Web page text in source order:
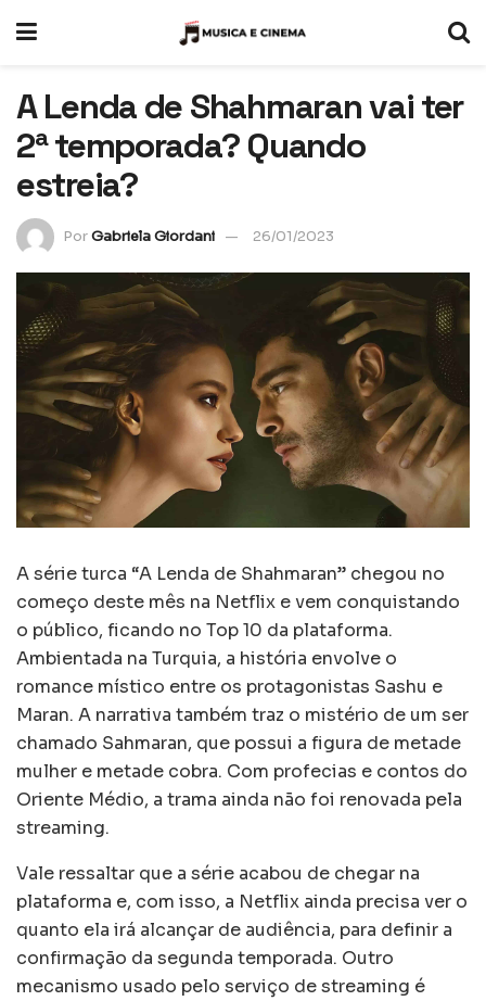
A Lenda de Shahmaran vai ter
2ª temporada? Quando
estreia?
PorGabriela Giordani 26/01/2023
A série turca “A Lenda de Shahmaran” chegou no
começo deste mês na Netflix e vem conquistando
o público, ficando no Top 10 da plataforma.
Ambientada na Turquia, a história envolve o
romance místico entre os protagonistas Sashu e
Maran. A narrativa também traz o mistério de um ser
chamado Sahmaran, que possui a figura de metade
mulher e metade cobra. Com profecias e contos do
Oriente Médio, a trama ainda não foi renovada pela
streaming.
Vale ressaltar que a série acabou de chegar na
plataforma e, com isso, a Netflix ainda precisa ver o
quanto ela irá alcançar de audiência, para definir a
confirmação da segunda temporada. Outro
mecanismo usado pelo serviço de streaming é